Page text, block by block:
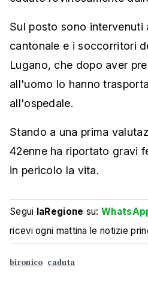
Sul posto sono intervenuti
cantonale e i soccorritori
Lugano, che dopo aver
all'uomo lo hanno
all'ospedale.
Stando a una prima
42enne ha riportato gravi
in pericolo la vita.
Segui laRegione su:
ricevi ogni mattina le notizie
bironico caduta